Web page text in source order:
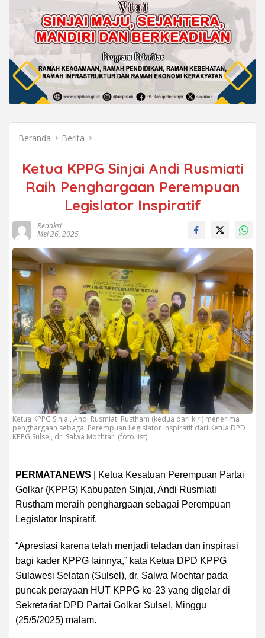
Beranda Berita
Ketua KPPG Sinjai Andi Rusmiati
Raih Penghargaan Perempuan
Legislator Inspiratif
Redaksi
Mei 26, 2025
Ketua KPPG Sinjai, Andi Rusmiati Rustham (kedua dari kiri) menerima
penghargaan sebagai Perempuan Legislator Inspiratif dari Ketua DPD
KPPG Sulsel, dr. Salwa Mochtar. (foto: ist)
PERMATANEWS | Ketua Kesatuan Perempuan Partai
Golkar (KPPG) Kabupaten Sinjai, Andi Rusmiati
Rustham meraih penghargaan sebagai Perempuan
Legislator Inspiratif.
“Apresiasi karena telah menjadi teladan dan inspirasi
bagi kader KPPG lainnya,” kata Ketua DPD KPPG
Sulawesi Selatan (Sulsel), dr. Salwa Mochtar pada
puncak perayaan HUT KPPG ke-23 yang digelar di
Sekretariat DPD Partai Golkar Sulsel, Minggu
(25/5/2025) malam.